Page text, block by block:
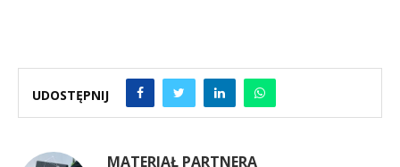
UDOSTĘPNIJ
MATERIAŁ PARTNERA